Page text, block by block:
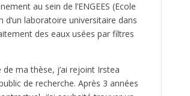
au sein de l’ENGEES (Ecole
d’un laboratoire universitaire dans
des eaux usées par filtres
ma thèse, j’ai rejoint Irstea
de recherche. Après 3 années